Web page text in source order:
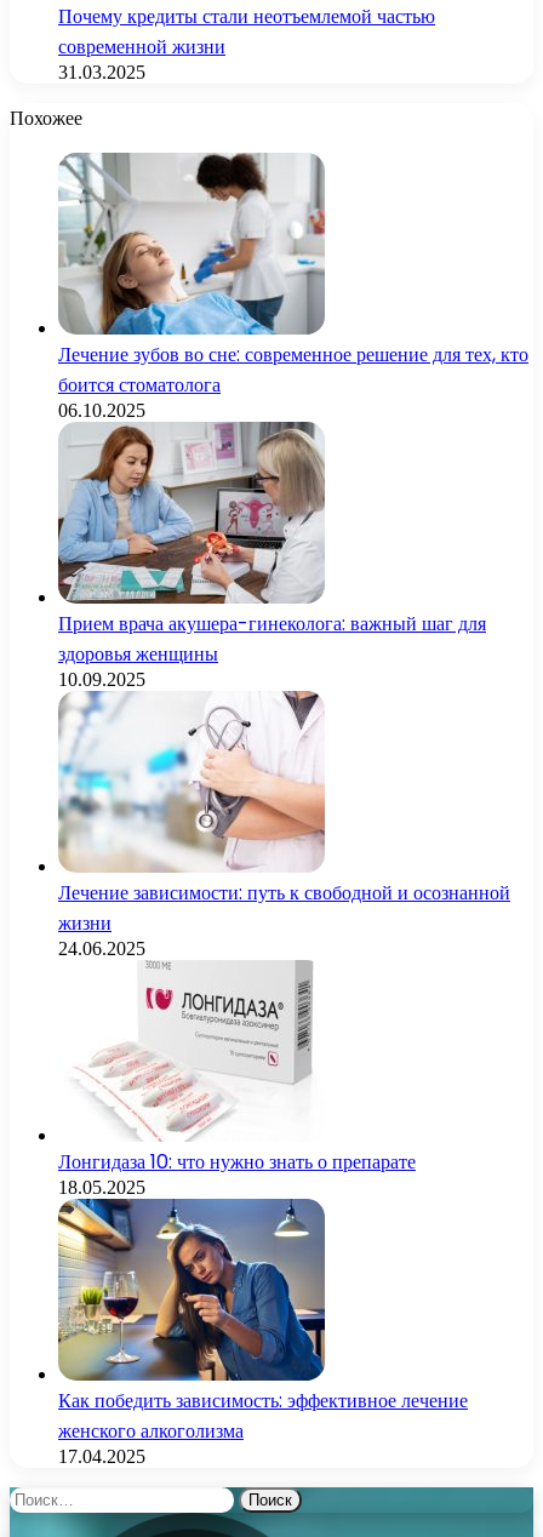
Почему кредиты стали неотъемлемой частью
современной жизни
31.03.2025
Похожее
Лечение зубов во сне: современное решение для тех, кто
боится стоматолога
06.10.2025
Прием врача акушера-гинеколога: важный шаг для
здоровья женщины
10.09.2025
Лечение зависимости: путь к свободной и осознанной
жизни
24.06.2025
Лонгидаза 10: что нужно знать о препарате
18.05.2025
Как победить зависимость: эффективное лечение
женского алкоголизма
17.04.2025
Найти: